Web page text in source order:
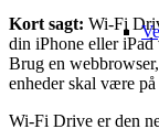
Kort sagt: Wi-Fi
din iPhone eller
Brug en
enheder skal være
Wi-Fi Drive er den